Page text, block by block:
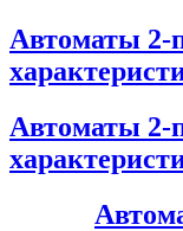
Автоматы
Автоматы